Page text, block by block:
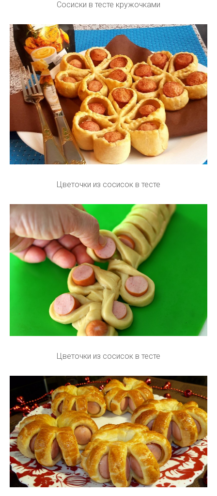
Сосиски в тесте кружочками
Цветочки из сосисок в тесте
Цветочки из сосисок в тесте